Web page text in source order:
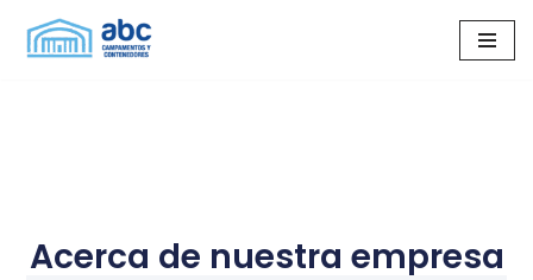
Saltar
Servicios
Acerca de nuestra empresa